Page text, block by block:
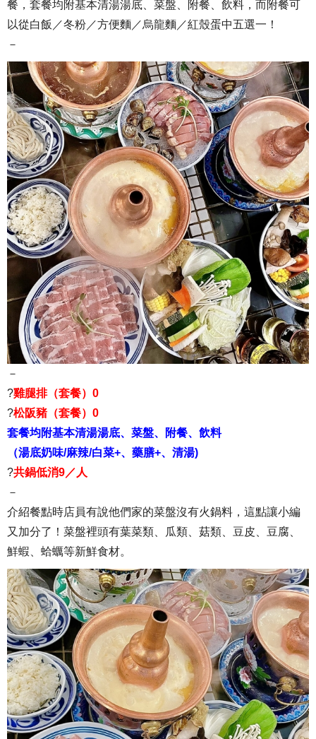
餐，套餐均附基本清湯湯底、菜盤、附餐、飲料，而附餐可
以從白飯／冬粉／方便麵／烏龍麵／紅殼蛋中五選一！
－
－
?雞腿排（套餐）0
?松阪豬（套餐）0
套餐均附基本清湯湯底、菜盤、附餐、飲料
（湯底奶味/麻辣/白菜+、藥膳+、清湯)
?共鍋低消9／人
－
介紹餐點時店員有說他們家的菜盤沒有火鍋料，這點讓小編
又加分了！菜盤裡頭有葉菜類、瓜類、菇類、豆皮、豆腐、
鮮蝦、蛤蠣等新鮮食材。